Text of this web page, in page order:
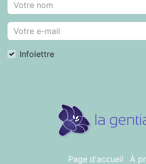
Infolettre
Page d'accueil À